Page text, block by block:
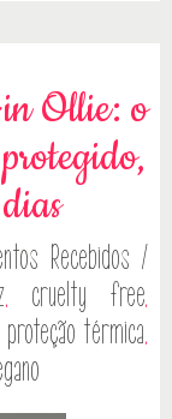
Ollie: o
Recebidos /
, cruelty free,
proteção térmica,